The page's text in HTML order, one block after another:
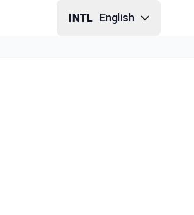
English